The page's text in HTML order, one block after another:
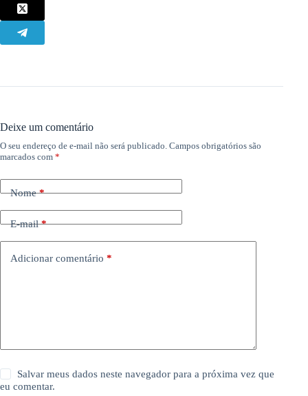
Deixe um comentário
O seu endereço de e-mail não será publicado. Campos obrigatórios são
marcados com *
Nome*
E-mail*
Adicionar comentário *
Salvar meus dados neste navegador para a próxima vez que
eu comentar.